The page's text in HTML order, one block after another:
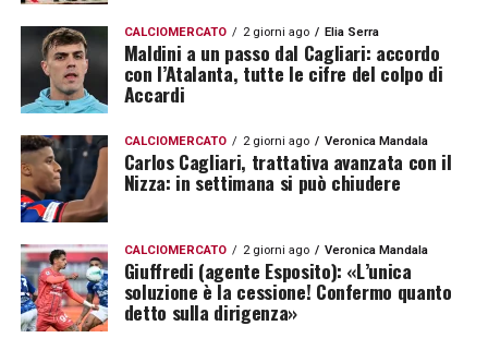
CALCIOMERCATO 2 giorni ago Elia Serra
Maldini a un passo dal Cagliari: accordo
con l’Atalanta, tutte le cifre del colpo di
Accardi
CALCIOMERCATO 2 giorni ago Veronica Mandala
Carlos Cagliari, trattativa avanzata con il
Nizza: in settimana si può chiudere
CALCIOMERCATO 2 giorni ago Veronica Mandala
Giuffredi (agente Esposito): «L’unica
soluzione è la cessione! Confermo quanto
detto sulla dirigenza»